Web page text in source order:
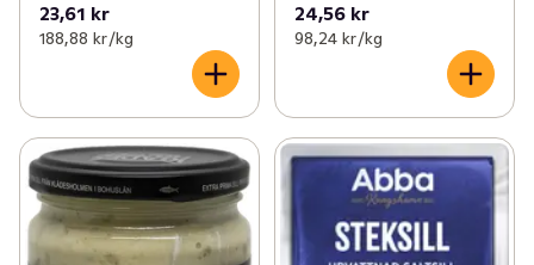
23,61 kr
188,88 kr /kg
24,56 kr
98,24 kr /kg